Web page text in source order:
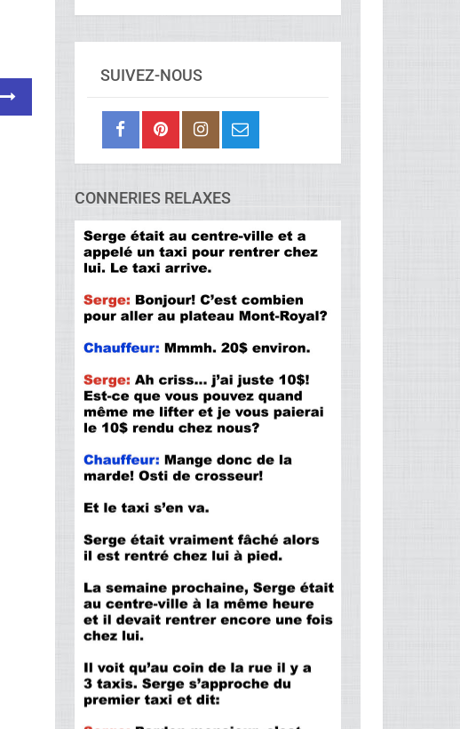
SUIVEZ-NOUS
CONNERIES RELAXES